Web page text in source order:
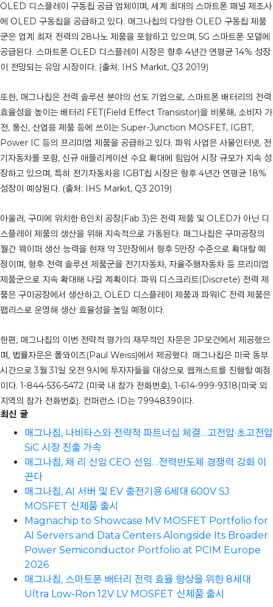
OLED 디스플레이 구동칩 공급 업체이며, 세계 최대의 스마트폰 패널 제조사
에 OLED 구동칩을 공급하고 있다. 매그나칩의 다양한 OLED 구동칩 제품
군은 업계 최저 전력의 28나노 제품을 포함하고 있으며, 5G 스마트폰 모델에
공급된다. 스마트폰 OLED 디스플레이 시장은 향후 4년간 연평균 14% 성장
이 전망되는 유망 시장이다. (출처: IHS Markit, Q3 2019)
또한, 매그나칩은 전력 솔루션 분야의 선도 기업으로, 스마트폰 배터리의 전력
효율성을 높이는 배터리 FET(Field Effect Transistor)을 비롯해, 소비자 가
전, 통신, 산업용 제품 등에 쓰이는 Super-Junction MOSFET, IGBT,
Power IC 등의 프리미엄 제품을 공급하고 있다. 파워 사업은 사물인터넷, 전
기자동차를 포함, 신규 애플리케이션 수요 확대에 힘입어 시장 규모가 지속 성
장하고 있으며, 특히 전기자동차용 IGBT칩 시장은 향후 4년간 연평균 18%
성장이 예상된다. (출처: IHS Markit, Q3 2019)
아울러, 구미에 위치한 8인치 공장(Fab 3)은 전력 제품 및 OLED가 아닌 디
스플레이 제품의 생산을 위해 지속적으로 가동된다. 매그나칩은 구미공장의
월간 웨이퍼 생산 능력을 현재 약 3만장에서 향후 5만장 수준으로 확대할 예
정이며, 향후 전력 솔루션 제품군을 전기자동차, 자율주행자동차 등 프리미엄
제품군으로 지속 확대해 나갈 계획이다. 파워 디스크리트(Discrete) 전력 제
품은 구미공장에서 생산하고, OLED 디스플레이 제품과 파워IC 전력 제품은
팹리스로 운영해 생산 효율성을 높일 예정이다.
한편, 매그나칩의 이번 전략적 평가의 재무적인 자문은 JP모건에서 제공했으
며, 법률자문은 폴와이즈(Paul Weiss)에서 제공했다. 매그나칩은 미국 동부
시간으로 3월 31일 오전 9시에 투자자들을 대상으로 웹캐스트를 진행할 예정
이다. 1-844-536-5472 (미국 내 참가 전화번호), 1-614-999-9318(미국 외
지역의 참가 전화번호). 컨퍼런스 ID는 7994839이다.
최신 글
매그나칩, 나비타스와 전략적 파트너십 체결…고전압·초고전압
SiC 시장 진출 가속
매그나칩, 채 리 신임 CEO 선임…전력반도체 경쟁력 강화 이
끈다
매그나칩, AI 서버 및 EV 충전기용 6세대 600V SJ
MOSFET 신제품 출시
Magnachip to Showcase MV MOSFET Portfolio for
AI Servers and Data Centers Alongside Its Broader
Power Semiconductor Portfolio at PCIM Europe
2026
매그나칩, 스마트폰 배터리 전력 효율 향상을 위한 8세대
Ultra Low-Ron 12V LV MOSFET 신제품 출시